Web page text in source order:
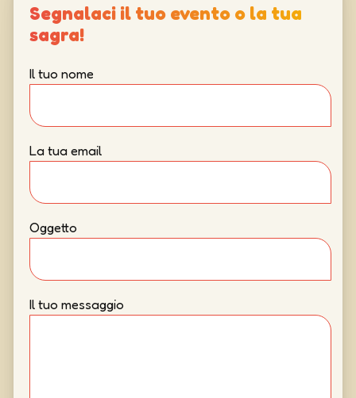
Segnalaci il tuo evento o la tua
sagra!
Il tuo nome
La tua email
Oggetto
Il tuo messaggio